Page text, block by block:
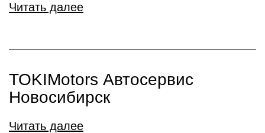
Читать далее
TOKIMotors Автосервис
Новосибирск
Читать далее